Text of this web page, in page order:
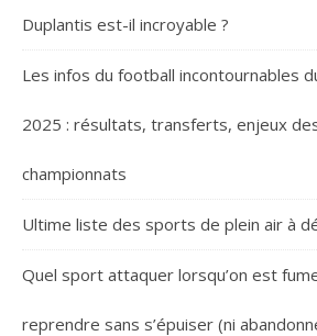
Duplantis est-il incroyable ?
Les infos du football incontournables
2025 : résultats, transferts, enjeux
championnats
Ultime liste des sports de plein air à
Quel sport attaquer lorsqu’on est
reprendre sans s’épuiser (ni